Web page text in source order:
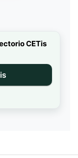
CETis